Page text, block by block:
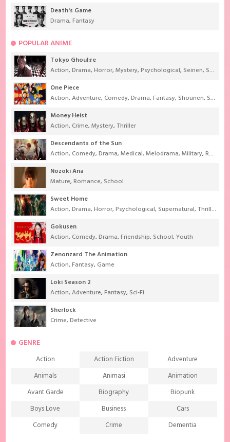
Death's Game
Drama,Fantasy
POPULAR ANIME
Tokyo Ghoul:re
Action,Drama,Horror,Mystery,Psychological, Seinen, Supernatural
One Piece
Action,Adventure, Comedy,Drama,Fantasy, Shounen, Super Power
Money Heist
Action, Crime,Mystery, Thriller
Descendants of the Sun
Action, Comedy,Drama,Medical,Melodrama,Military,Romance
Nozoki Ana
Mature,Romance, School
Sweet Home
Action,Drama,Horror,Psychological, Supernatural, Thriller
Gokusen
Action, Comedy,Drama,Friendship, School,Youth
Zenonzard The Animation
Action,Fantasy, Game
Loki Season 2
Action,Adventure,Fantasy, Sci-Fi
Sherlock
Crime,Detective
GENRE
Action Action Fiction
Adventure
Animals
Animasi
Animation
Avant Garde
Biography
Biopunk
Boys Love
Business
Cars
Comedy
Crime
Dementia